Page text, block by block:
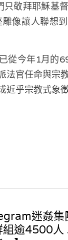
敬拜耶穌基
像讓人聯想
從今年1月的
法官任命與宗
近乎宗教式象
迷姦
組逾4500人